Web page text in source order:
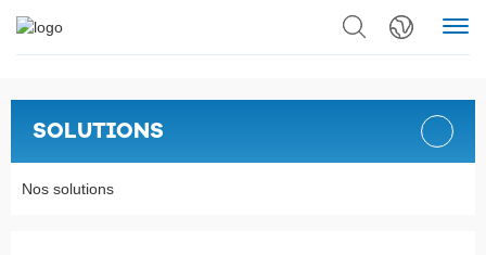
SOLUTIONS
Nos solutions